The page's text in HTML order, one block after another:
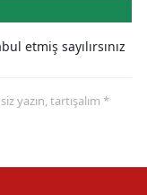
etmiş sayılırsınız
yazın, tartışalım *